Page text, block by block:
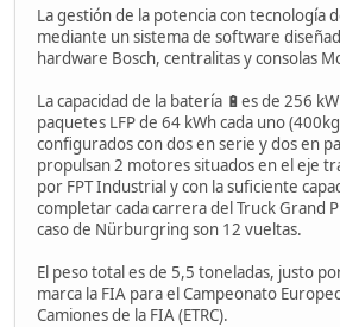
La gestión de la potencia con tecnología
mediante un sistema de software
hardware Bosch, centralitas y consolas
La capacidad de la batería 🔋es de 256
paquetes LFP de 64 kWh cada uno
configurados con dos en serie y dos en
propulsan 2 motores situados en el eje
por FPT Industrial y con la suficiente
completar cada carrera del Truck Grand
caso de Nürburgring son 12 vueltas.
El peso total es de 5,5 toneladas, justo
marca la FIA para el Campeonato
Camiones de la FIA (ETRC).